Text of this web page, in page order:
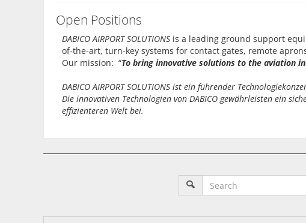
Open Positions
DABICO AIRPORT SOLUTIONS is a leading ground support
of-the-art, turn-key systems for contact gates, remote
Our mission: “To bring innovative solutions to the aviation
DABICO AIRPORT SOLUTIONS ist ein führender
Die innovativen Technologien von DABICO gewährleisten ein
effizienteren Welt bei.